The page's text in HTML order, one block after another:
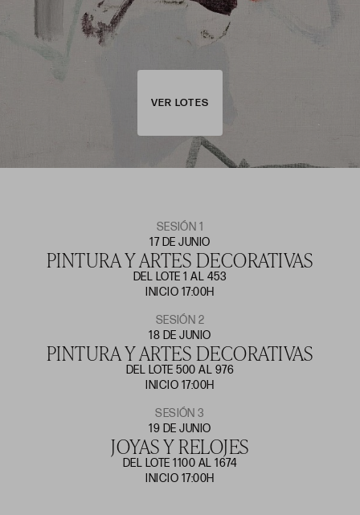
VER LOTES
SESIÓN 1
17 DE JUNIO
PINTURA Y ARTES DECORATIVAS
DEL LOTE 1 AL 453
INICIO 17:00H
SESIÓN 2
18 DE JUNIO
PINTURA Y ARTES DECORATIVAS
DEL LOTE 500 AL 976
INICIO 17:00H
SESIÓN 3
19 DE JUNIO
JOYAS Y RELOJES
DEL LOTE 1100 AL 1674
INICIO 17:00H